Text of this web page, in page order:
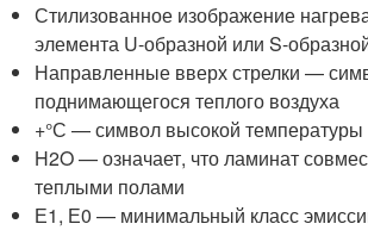
Стилизованное изображение
элемента U-образной или S-
Направленные вверх стрелки —
поднимающегося теплого воздуха
+°С — символ высокой температуры
H2O — означает, что ламинат
теплыми полами
Е1, Е0 — минимальный класс